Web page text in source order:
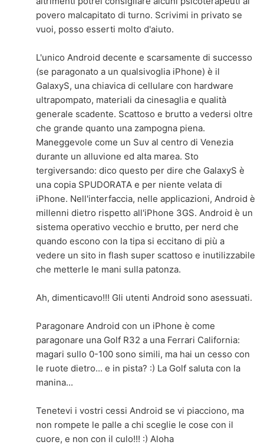
povero malcapitato di turno. Scrivimi in privato se
vuoi, posso esserti molto d'aiuto.
L'unico Android decente e scarsamente di successo
(se paragonato a un qualsivoglia iPhone) è il
GalaxyS, una chiavica di cellulare con hardware
ultrapompato, materiali da cinesaglia e qualità
generale scadente. Scattoso e brutto a vedersi oltre
che grande quanto una zampogna piena.
Maneggevole come un Suv al centro di Venezia
durante un alluvione ed alta marea. Sto
tergiversando: dico questo per dire che GalaxyS è
una copia SPUDORATA e per niente velata di
iPhone. Nell'interfaccia, nelle applicazioni, Android è
millenni dietro rispetto all'iPhone 3GS. Android è un
sistema operativo vecchio e brutto, per nerd che
quando escono con la tipa si eccitano di più a
vedere un sito in flash super scattoso e inutilizzabile
che metterle le mani sulla patonza.
Ah, dimenticavo!!! Gli utenti Android sono asessuati.
Paragonare Android con un iPhone è come
paragonare una Golf R32 a una Ferrari California:
magari sullo 0-100 sono simili, ma hai un cesso con
le ruote dietro... e in pista? :) La Golf saluta con la
manina...
Tenetevi i vostri cessi Android se vi piacciono, ma
non rompete le palle a chi sceglie le cose con il
cuore, e non con il culo!!! :) Aloha